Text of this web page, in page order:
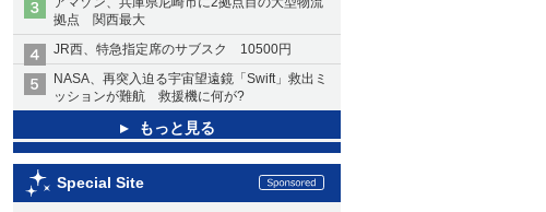
拠点 関西最大
JR西、特急指定席のサブスク 10500円
NASA、再突入迫る宇宙望遠鏡「Swift」救出ミ
ッションが難航 救援機に何が?
もっと見る
Special Site